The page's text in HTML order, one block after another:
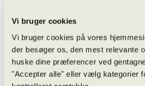
Vi bruger cookies
Vi bruger cookies på vores
der besøger os, den mest relevante
huske dine præferencer ved
"Accepter alle" eller vælg kategorier
Jeg skal til skriftlig
Skærmmonitorering /
Snyd til eksamen og
Særlige prøvevilkår i
Vejledninger m.m.
Internationalt
Globale Gymnasier